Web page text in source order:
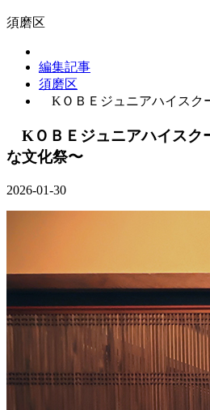
須磨区
編集記事
須磨区
KＯＢＥジュニアハイスク
KＯＢＥジュニアハイスク
な文化祭〜
2026-01-30